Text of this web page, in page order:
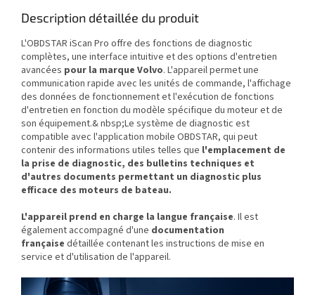
Description détaillée du produit
L'OBDSTAR iScan Pro offre des fonctions de diagnostic
complètes, une interface intuitive et des options d'entretien
avancées pour la marque Volvo. L'appareil permet une
communication rapide avec les unités de commande, l'affichage
des données de fonctionnement et l'exécution de fonctions
d'entretien en fonction du modèle spécifique du moteur et de
son équipement.& nbsp;Le système de diagnostic est
compatible avec l'application mobile OBDSTAR, qui peut
contenir des informations utiles telles que l'emplacement de
la prise de diagnostic, des bulletins techniques et
d'autres documents permettant un diagnostic plus
efficace des moteurs de bateau.
L'appareil prend en charge la langue française. Il est
également accompagné d'une documentation
française détaillée contenant les instructions de mise en
service et d'utilisation de l'appareil.